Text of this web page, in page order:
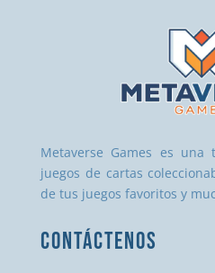
Metaverse Games es una
juegos de cartas
de tus juegos favoritos y
CONTÁCTENOS